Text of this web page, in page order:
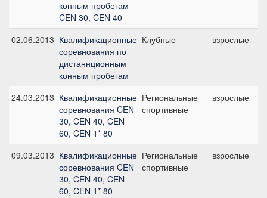
конным пробегам
CEN 30, CEN 40
02.06.2013 Квалификационные
соревнования по
дистаннционным
конным пробегам
Клубные взрослые
24.03.2013 Квалификационные
соревнования CEN
30, CEN 40, CEN
60, CEN 1* 80
Региональные
спортивные
взрослые
09.03.2013 Квалификационные
соревнования CEN
30, CEN 40, CEN
60, CEN 1* 80
Региональные
спортивные
взрослые